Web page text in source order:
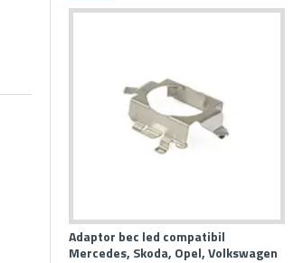
Adaptor bec led compatibil
Mercedes, Skoda, Opel, Volkswagen